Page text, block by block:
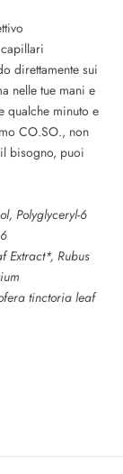
direttamente sui
nelle tue mani e
qualche minuto e
CO.SO., non
bisogno, puoi
Polyglyceryl-6
Extract*, Rubus
tinctoria leaf